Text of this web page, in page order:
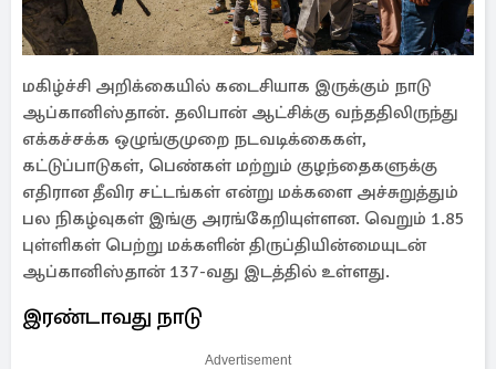
மகிழ்ச்சி அறிக்கையில் கடைசியாக இருக்கும் நாடு
ஆப்கானிஸ்தான். தலிபான் ஆட்சிக்கு வந்ததிலிருந்து
எக்கச்சக்க ஒழுங்குமுறை நடவடிக்கைகள்,
கட்டுப்பாடுகள், பெண்கள் மற்றும் குழந்தைகளுக்கு
எதிரான தீவிர சட்டங்கள் என்று மக்களை அச்சுறுத்தும்
பல நிகழ்வுகள் இங்கு அரங்கேறியுள்ளன. வெறும் 1.85
புள்ளிகள் பெற்று மக்களின் திருப்தியின்மையுடன்
ஆப்கானிஸ்தான் 137-வது இடத்தில் உள்ளது.
இரண்டாவது நாடு
Advertisement